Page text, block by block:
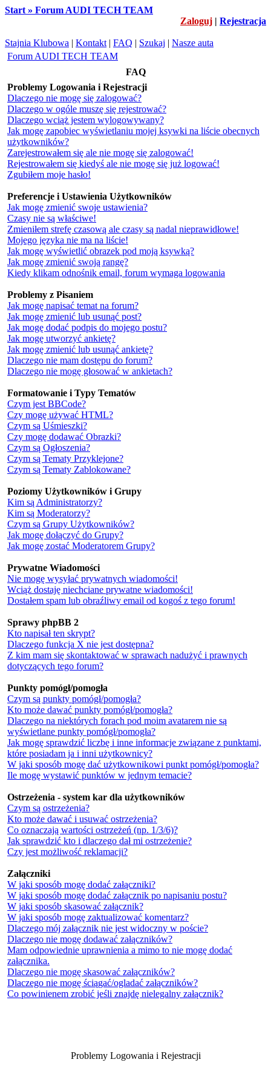
Start » Forum AUDI TECH TEAM
Zaloguj | Rejestracja
Stajnia Klubowa | Kontakt | FAQ | Szukaj | Nasze auta
Forum AUDI TECH TEAM
FAQ
Problemy Logowania i Rejestracji
Dlaczego nie mogę się zalogować?
Dlaczego w ogóle muszę się rejestrować?
Dlaczego wciąż jestem wylogowywany?
Jak mogę zapobiec wyświetlaniu mojej ksywki na liście obecnych
użytkowników?
Zarejestrowałem się ale nie mogę się zalogować!
Rejestrowałem się kiedyś ale nie mogę się już logować!
Zgubiłem moje hasło!
Preferencje i Ustawienia Użytkowników
Jak mogę zmienić swoje ustawienia?
Czasy nie są właściwe!
Zmieniłem strefę czasową ale czasy są nadal nieprawidłowe!
Mojego języka nie ma na liście!
Jak mogę wyświetlić obrazek pod moją ksywką?
Jak mogę zmienić swoją rangę?
Kiedy klikam odnośnik email, forum wymaga logowania
Problemy z Pisaniem
Jak mogę napisać temat na forum?
Jak mogę zmienić lub usunąć post?
Jak mogę dodać podpis do mojego postu?
Jak mogę utworzyć ankietę?
Jak mogę zmienić lub usunąć ankietę?
Dlaczego nie mam dostępu do forum?
Dlaczego nie mogę głosować w ankietach?
Formatowanie i Typy Tematów
Czym jest BBCode?
Czy mogę używać HTML?
Czym są Uśmieszki?
Czy mogę dodawać Obrazki?
Czym są Ogłoszenia?
Czym są Tematy Przyklejone?
Czym są Tematy Zablokowane?
Poziomy Użytkowników i Grupy
Kim są Administratorzy?
Kim są Moderatorzy?
Czym są Grupy Użytkowników?
Jak mogę dołączyć do Grupy?
Jak mogę zostać Moderatorem Grupy?
Prywatne Wiadomości
Nie mogę wysyłać prywatnych wiadomości!
Wciąż dostaję niechciane prywatne wiadomości!
Dostałem spam lub obraźliwy email od kogoś z tego forum!
Sprawy phpBB 2
Kto napisał ten skrypt?
Dlaczego funkcja X nie jest dostępna?
Z kim mam się skontaktować w sprawach nadużyć i prawnych
dotyczących tego forum?
Punkty pomógł/pomogła
Czym są punkty pomógł/pomogła?
Kto może dawać punkty pomógł/pomogła?
Dlaczego na niektórych forach pod moim avatarem nie są
wyświetlane punkty pomógł/pomogła?
Jak mogę sprawdzić liczbę i inne informacje związane z punktami,
które posiadam ja i inni użytkownicy?
W jaki sposób mogę dać użytkownikowi punkt pomógł/pomogła?
Ile mogę wystawić punktów w jednym temacie?
Ostrzeżenia - system kar dla użytkowników
Czym są ostrzeżenia?
Kto może dawać i usuwać ostrzeżenia?
Co oznaczają wartości ostrzeżeń (np. 1/3/6)?
Jak sprawdzić kto i dlaczego dał mi ostrzeżenie?
Czy jest możliwość reklamacji?
Załączniki
W jaki sposób mogę dodać załączniki?
W jaki sposób mogę dodać załącznik po napisaniu postu?
W jaki sposób skasować załącznik?
W jaki sposób mogę zaktualizować komentarz?
Dlaczego mój załącznik nie jest widoczny w poście?
Dlaczego nie mogę dodawać załączników?
Mam odpowiednie uprawnienia a mimo to nie mogę dodać
załącznika.
Dlaczego nie mogę skasować załączników?
Dlaczego nie mogę ściągać/ogladać załączników?
Co powinienem zrobić jeśli znajdę nielegalny załącznik?
Problemy Logowania i Rejestracji